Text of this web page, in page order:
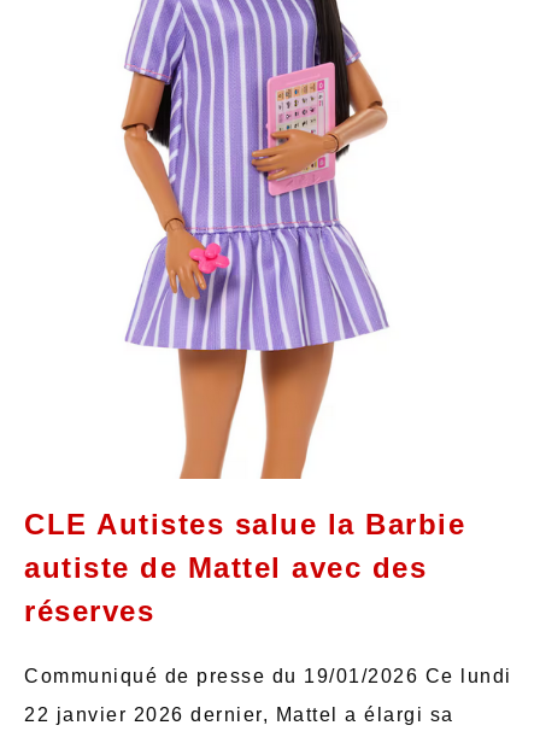
CLE Autistes salue la Barbie
autiste de Mattel avec des
réserves
Communiqué de presse du 19/01/2026 Ce lundi
22 janvier 2026 dernier, Mattel a élargi sa